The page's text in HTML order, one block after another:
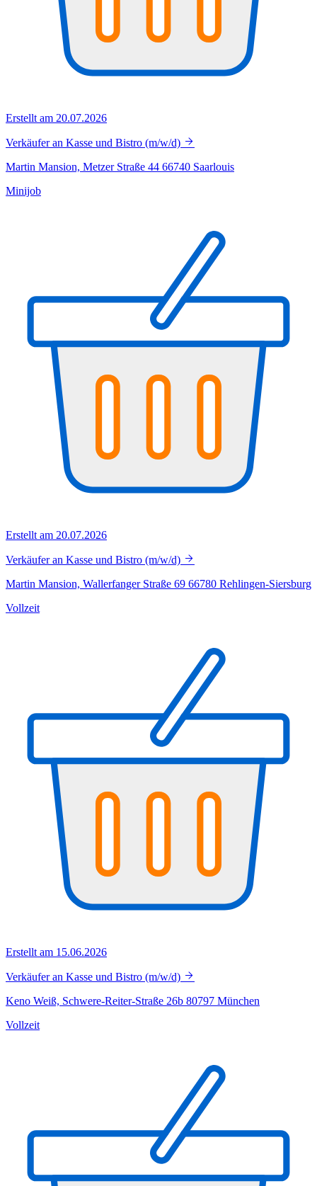
Erstellt am 20.07.2026
Verkäufer an Kasse und Bistro (m/w/d)
Martin Mansion, Metzer Straße 44 66740 Saarlouis
Minijob
Erstellt am 20.07.2026
Verkäufer an Kasse und Bistro (m/w/d)
Martin Mansion, Wallerfanger Straße 69 66780 Rehlingen-Siersburg
Vollzeit
Erstellt am 15.06.2026
Verkäufer an Kasse und Bistro (m/w/d)
Keno Weiß, Schwere-Reiter-Straße 26b 80797 München
Vollzeit